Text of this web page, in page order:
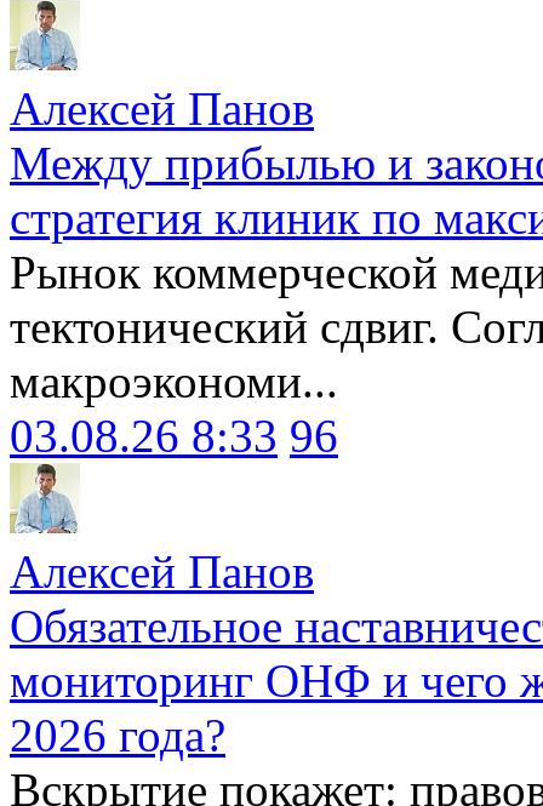
Алексей Панов
Между прибылью и
стратегия клиник по
Рынок коммерческой
тектонический сдвиг.
макроэкономи...
03.08.26 8:33 96
Алексей Панов
Обязательное
мониторинг ОНФ и чего
2026 года?
Вскрытие покажет: